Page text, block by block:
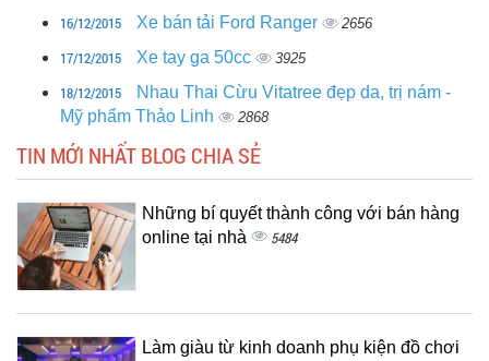
16/12/2015 Xe bán tải Ford Ranger 2656
17/12/2015 Xe tay ga 50cc 3925
18/12/2015
Nhau Thai Cừu Vitatree đẹp da, trị nám -
Mỹ phẩm Thảo Linh
2868
TIN MỚI NHẤT BLOG CHIA SẺ
Những bí quyết thành công với bán hàng
online tại nhà
5484
Làm giàu từ kinh doanh phụ kiện đồ chơi